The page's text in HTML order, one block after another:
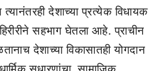
देशाच्या प्रत्येक विधायक
सहभाग घेतला आहे. प्राचीन
देशाच्या विकासातही योगदान